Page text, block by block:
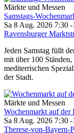
Märkte und Messen
Samstags-
Sa 8 Aug. 2026 7:30 -
Ravensburger
Jeden Samstag füllt
mit über 100
mediterrischen
der Stadt.
Märkte und Messen
Wochenmarkt auf der
Sa 8 Aug. 2026 7:30 -
Therese-von-Bayern-